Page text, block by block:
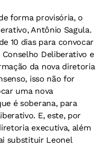
forma provisória, o
Antônio Sagula.
10 dias para convocar
Deliberativo e
da nova diretoria
isso não for
uma nova
é soberana, para
E, este, por
executiva, além
substituir Leonel